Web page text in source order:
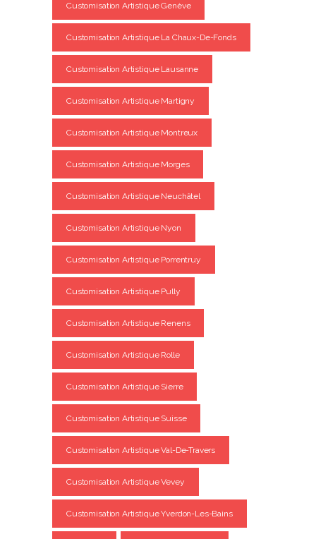
Customisation Artistique Genève
Customisation Artistique La Chaux-De-Fonds
Customisation Artistique Lausanne
Customisation Artistique Martigny
Customisation Artistique Montreux
Customisation Artistique Morges
Customisation Artistique Neuchâtel
Customisation Artistique Nyon
Customisation Artistique Porrentruy
Customisation Artistique Pully
Customisation Artistique Renens
Customisation Artistique Rolle
Customisation Artistique Sierre
Customisation Artistique Suisse
Customisation Artistique Val-De-Travers
Customisation Artistique Vevey
Customisation Artistique Yverdon-Les-Bains